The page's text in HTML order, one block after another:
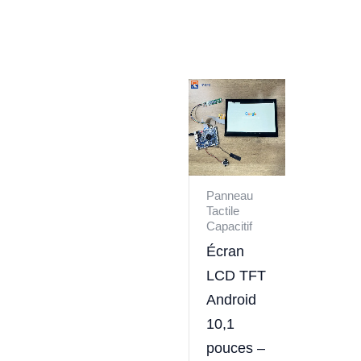
Panneau
Tactile
Capacitif
Écran
LCD TFT
Android
10,1
pouces –